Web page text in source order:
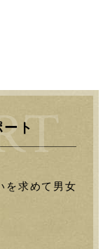
ト
を求めて男女